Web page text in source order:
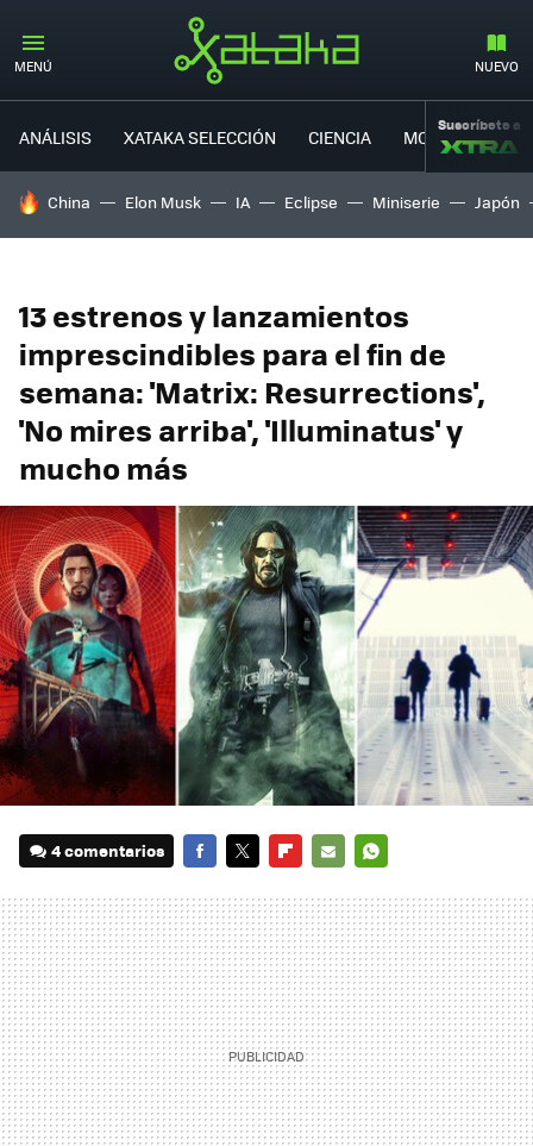
MENÚ NUEVO
ANÁLISIS XATAKA SELECCIÓN CIENCIA MOVILIDAD
Suscríbete a
HOY SE HABLA DE
China Elon Musk IA Eclipse Miniserie Japón
13 estrenos y lanzamientos
imprescindibles para el fin de
semana: 'Matrix: Resurrections',
'No mires arriba', 'Illuminatus' y
mucho más
4 comentarios
MAIL